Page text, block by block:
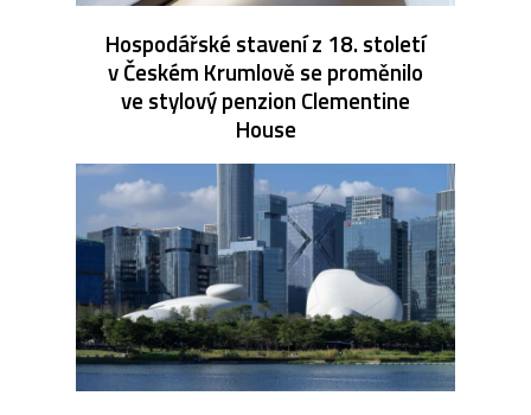
Hospodářské stavení z 18. století
v Českém Krumlově se proměnilo
ve stylový penzion Clementine
House